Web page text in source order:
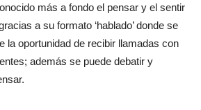
más a fondo el pensar y el sentir
a su formato ‘hablado’ donde se
la oportunidad de recibir llamadas con
además se puede debatir y